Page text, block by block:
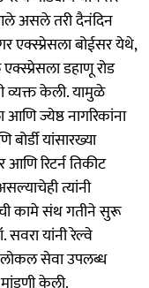
असले तरी दैनंदिन
एक्स्प्रेसला बोईसर येथे,
डहाणू रोड
व्यक्त केली. यामुळे
आणि ज्येष्ठ नागरिकांना
यांसारख्या
रिटर्न तिकीट
त्यांनी
कामे संथ गतीने सुरू
यांनी रेल्वे
लोकल सेवा उपलब्ध